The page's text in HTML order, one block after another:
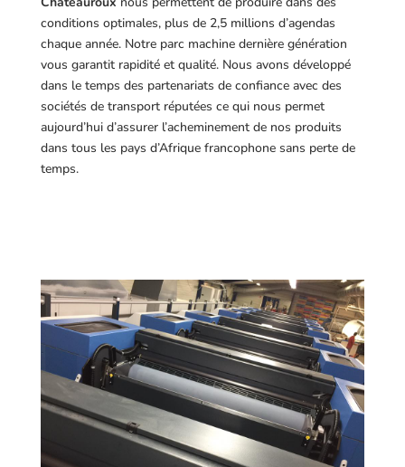
conditions optimales, plus de 2,5 millions d’agendas
chaque année. Notre parc machine dernière génération
vous garantit rapidité et qualité. Nous avons développé
dans le temps des partenariats de confiance avec des
sociétés de transport réputées ce qui nous permet
aujourd’hui d’assurer l’acheminement de nos produits
dans tous les pays d’Afrique francophone sans perte de
temps.